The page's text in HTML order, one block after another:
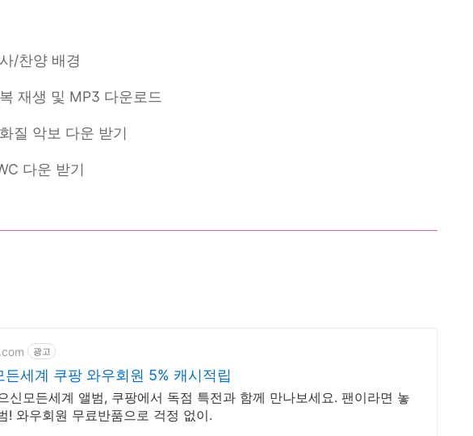
/찬양 배경
재생 및 MP3 다운로드
질 악보 다운 받기
다운 받기
광고
세계 쿠팡 와우회원 5% 캐시적립
신모든세계 앨범, 쿠팡에서 독점 특전과 함께 만나보세요. 팬이라면 놓
! 와우회원 무료반품으로 걱정 없이.